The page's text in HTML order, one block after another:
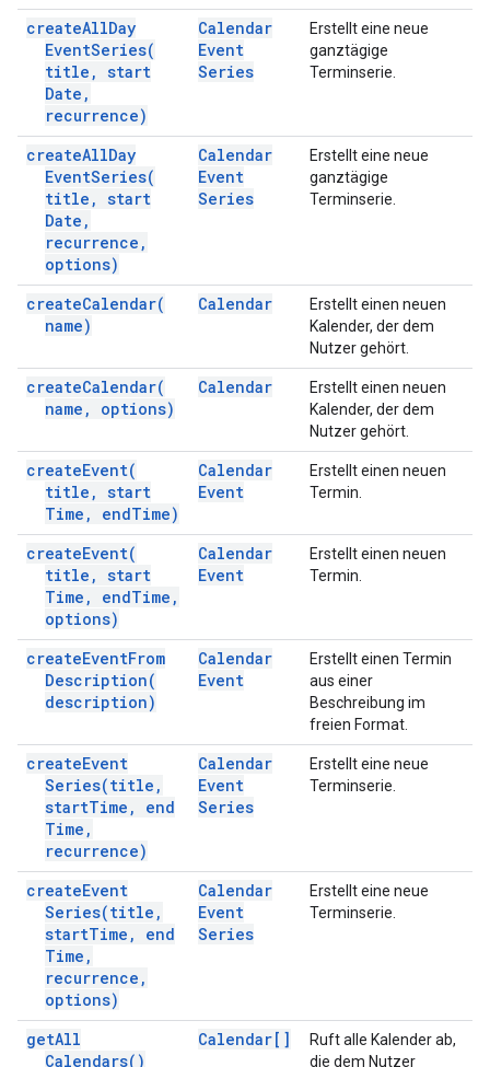
createAllDay
EventSeries(
title , start
Date ,
recurrence)
Calendar
Event
Series
Erstellt eine neue
ganztägige
Terminserie.
createAllDay
EventSeries(
title , start
Date ,
recurrence ,
options)
Calendar
Event
Series
Erstellt eine neue
ganztägige
Terminserie.
createCalendar(
name)
Calendar
Erstellt einen neuen
Kalender, der dem
Nutzer gehört.
createCalendar(
name , options)
Calendar
Erstellt einen neuen
Kalender, der dem
Nutzer gehört.
createEvent(
title , start
Time , endTime)
Calendar
Event
Erstellt einen neuen
Termin.
createEvent(
title , start
Time , endTime ,
options)
Calendar
Event
Erstellt einen neuen
Termin.
createEventFrom
Description(
description)
Calendar
Event
Erstellt einen Termin
aus einer
Beschreibung im
freien Format.
createEvent
Series(title ,
startTime ,
end
Time ,
recurrence)
Calendar
Event
Series
Erstellt eine neue
Terminserie.
createEvent
Series(title ,
startTime ,
end
Time ,
recurrence ,
options)
Calendar
Event
Series
Erstellt eine neue
Terminserie.
getAll
Calendars( )
Calendar[]
Ruft alle Kalender ab,
die dem Nutzer